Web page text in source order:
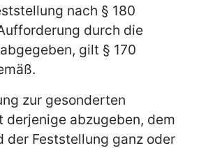
nach § 180
durch die
gilt § 170
zur gesonderten
derjenige abzugeben, dem
der Feststellung ganz oder